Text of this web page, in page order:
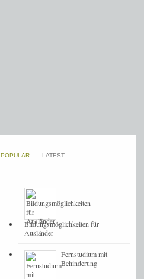
POPULAR LATEST
Bildungsmöglichkeiten für
Ausländer
Fernstudium mit
Behinderung